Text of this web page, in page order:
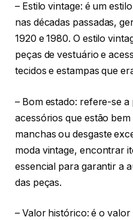
– Estilo vintage: é um
nas décadas passadas,
1920 e 1980. O estilo
peças de vestuário e
tecidos e estampas que
– Bom estado: refere-se
acessórios que estão
manchas ou desgaste
moda vintage, encontrar
essencial para garantir a
das peças.
– Valor histórico: é o